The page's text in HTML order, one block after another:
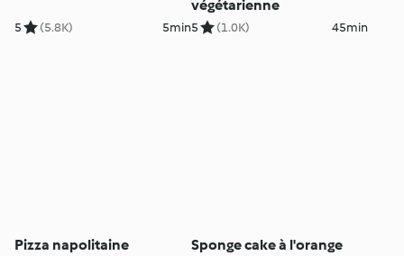
5 (5.8K) 5min
végétarienne
5 (1.0K) 45min
Pizza napolitaine Sponge cake à l'orange